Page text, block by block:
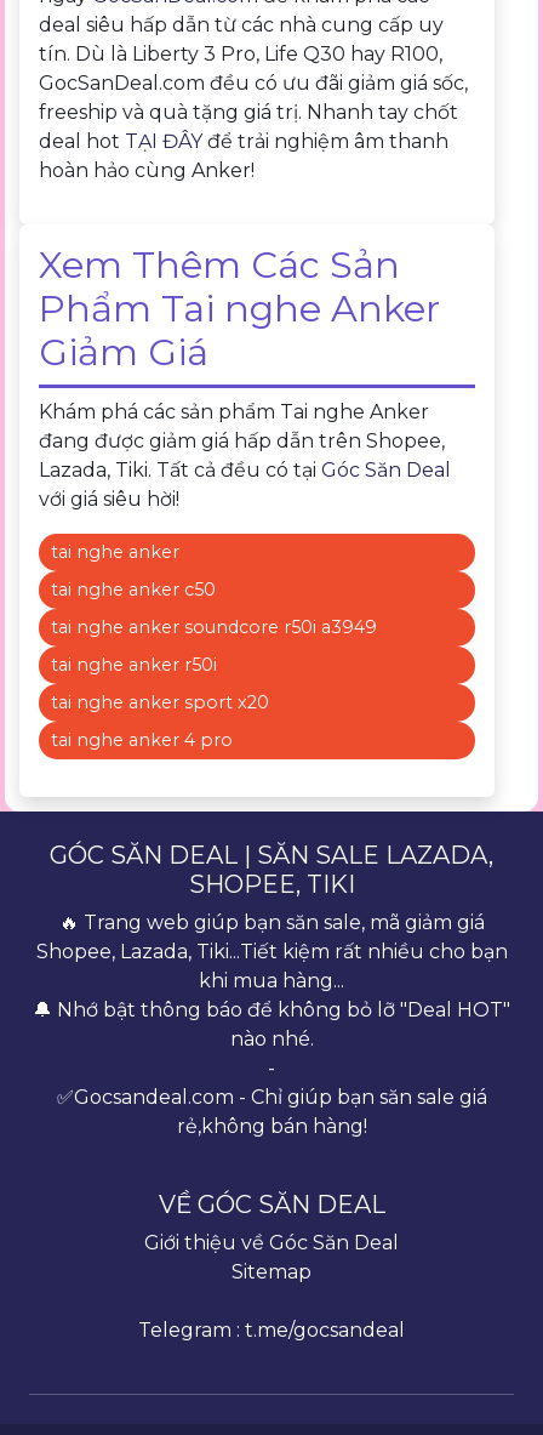
deal siêu hấp dẫn từ các nhà cung cấp uy
tín. Dù là Liberty 3 Pro, Life Q30 hay R100,
GocSanDeal.com đều có ưu đãi giảm giá sốc,
freeship và quà tặng giá trị. Nhanh tay chốt
deal hot TẠI ĐÂYđể trải nghiệm âm thanh
hoàn hảo cùng Anker!
Xem Thêm Các Sản
Phẩm Tai nghe Anker
Giảm Giá
Khám phá các sản phẩm Tai nghe Anker
đang được giảm giá hấp dẫn trên Shopee,
Lazada, Tiki. Tất cả đều có tạiGóc Săn Deal
với giá siêu hời!
tai nghe anker
tai nghe anker c50
tai nghe anker soundcore r50i a3949
tai nghe anker r50i
tai nghe anker sport x20
tai nghe anker 4 pro
GÓC SĂN DEAL | SĂN SALE LAZADA,
SHOPEE, TIKI
🔥 Trang web giúp bạn săn sale, mã giảm giá
Shopee, Lazada, Tiki...Tiết kiệm rất nhiều cho bạn
khi mua hàng...
🔔 Nhớ bật thông báo để không bỏ lỡ "Deal HOT"
nào nhé.
-
✅Gocsandeal.com - Chỉ giúp bạn săn sale giá
rẻ,không bán hàng!
VỀ GÓC SĂN DEAL
Giới thiệu về Góc Săn Deal
Sitemap
Telegram : t.me/gocsandeal